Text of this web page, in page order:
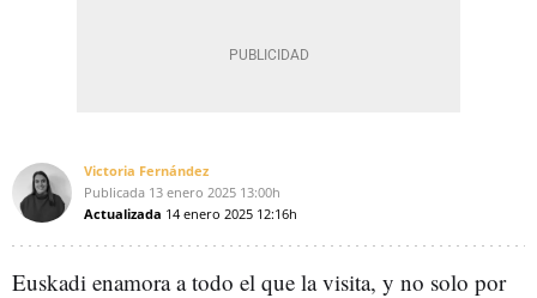
Victoria Fernández
Publicada 13 enero 2025 13:00h
Actualizada 14 enero 2025 12:16h
Euskadi enamora a todo el que la visita, y no solo por